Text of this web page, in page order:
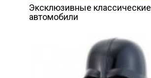
Эксклюзивные классические
автомобили